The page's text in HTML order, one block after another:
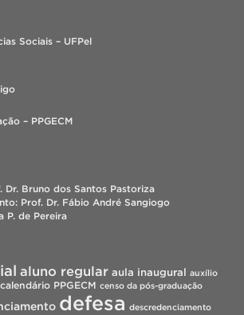
Sociais – UFPel
– PPGECM
Dr. Bruno dos Santos Pastoriza
Prof. Dr. Fábio André Sangiogo
P. de Pereira
aluno regular aula inaugural auxílio
calendário PPGECM censo da pós-graduação
defesa descredenciamento